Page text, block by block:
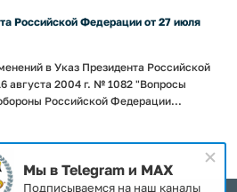
Российской Федерации от 27 июля
в Указ Президента Российской
августа 2004 г. № 1082 "Вопросы
Российской Федерации...
Мы в Telegram и MAX
Подписываемся на наш каналы